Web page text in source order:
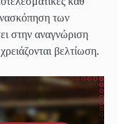
των
στην αναγνώριση
βελτίωση.